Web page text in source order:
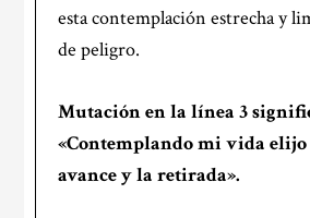
esta contemplación estrecha y
de peligro.
Mutación en lalínea 3
«Contemplando mi vida
avance y la retirada».